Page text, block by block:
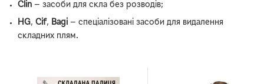
Clin — засоби для скла без розводів;
HG,Cif, Bagi
— спеціалізовані засоби для видалення
складних плям.